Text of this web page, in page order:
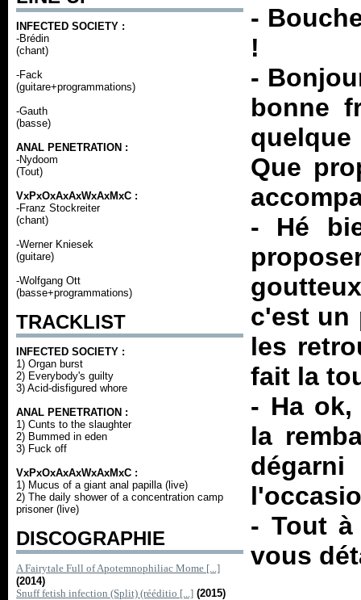
INFECTED SOCIETY :
-Brédin
(chant)
-Fack
(guitare+programmations)
-Gauth
(basse)
ANAL PENETRATION :
-Nydoom
(Tout)
VxPxOxAxAxWxAxMxC :
-Franz Stockreiter
(chant)
-Werner Kniesek
(guitare)
-Wolfgang Ott
(basse+programmations)
TRACKLIST
INFECTED SOCIETY :
1) Organ burst
2) Everybody's guilty
3) Acid-disfigured whore
ANAL PENETRATION :
1) Cunts to the slaughter
2) Bummed in eden
3) Fuck off
VxPxOxAxAxWxAxMxC :
1) Mucus of a giant anal papilla (live)
2) The daily shower of a concentration camp
prisoner (live)
DISCOGRAPHIE
A Fairytale Full of Apotemnophiliac Mome [...]
(2014)
Snuff fetish infection (Split) (rééditio [...] (2015)
-
!
-
bonne
Que
- Hé
c'est un
les
fait la
- Ha ok,
la
- Tout
vous